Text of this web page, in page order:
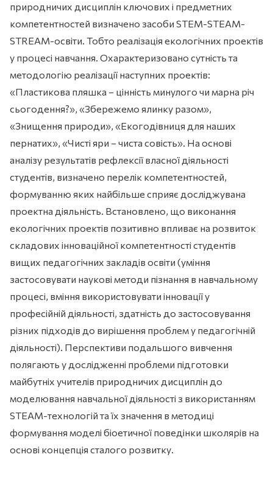
природничих дисциплін ключових і предметних
компетентностей визначено засоби STEM-STEAM-
STREAM-освіти. Тобто реалізація екологічних проектів
у процесі навчання. Охарактеризовано сутність та
методологію реалізації наступних проектів:
«Пластикова пляшка – цінність минулого чи марна річ
сьогодення?», «Збережемо ялинку разом»,
«Знищення природи», «Екогодівниця для наших
пернатих», «Чисті яри – чиста совість». На основі
аналізу результатів рефлексії власної діяльності
студентів, визначено перелік компетентностей,
формуванню яких найбільше сприяє досліджувана
проектна діяльність. Встановлено, що виконання
екологічних проектів позитивно впливає на розвиток
складових інноваційної компетентності студентів
вищих педагогічних закладів освіти (уміння
застосовувати наукові методи пізнання в навчальному
процесі, вміння використовувати інновації у
професійній діяльності, здатність до застосовування
різних підходів до вирішення проблем у педагогічній
діяльності). Перспективи подальшого вивчення
полягають у дослідженні проблеми підготовки
майбутніх учителів природничих дисциплін до
моделювання навчальної діяльності з використанням
STEAM-технологій та їх значення в методиці
формування моделі біоетичної поведінки школярів на
основі концепція сталого розвитку.